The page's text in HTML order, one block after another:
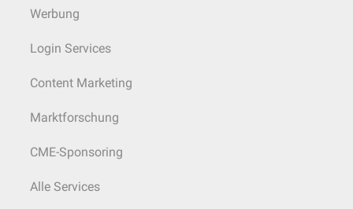
Werbung
Login Services
Content Marketing
Marktforschung
CME-Sponsoring
Alle Services